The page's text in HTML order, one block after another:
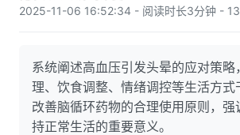
2025-11-06 16:52:34 - 阅读时长3分钟 -
系统阐述高血压引发头晕的应对策略
理、饮食调整、情绪调控等生活方式
改善脑循环药物的合理使用原则，强
持正常生活的重要意义。